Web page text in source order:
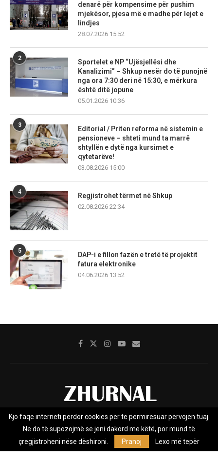
denarë për kompensime për pushim
mjekësor, pjesa më e madhe për lejet e
lindjes
28.07.2026 15:52
2
Sportelet e NP “Ujësjellësi dhe
Kanalizimi” – Shkup nesër do të punojnë
nga ora 7:30 deri në 15:30, e mërkura
është ditë jopune
05.01.2026 10:36
3
Editorial / Priten reforma në sistemin e
pensioneve – shteti mund ta marrë
shtyllën e dytë nga kursimet e
qytetarëve!
03.08.2026 15:00
4
Regjistrohet tërmet në Shkup
02.08.2026 22:34
5
DAP-i e fillon fazën e tretë të projektit
fatura elektronike
04.06.2026 13:52
Rreth nesh Impresumi Marketing
Privacy Policy
Zhurnal.mk është Agjenci e Lajmeve e pavarur, e themeluar në vitin
Kjo faqe interneti përdor cookies për të përmirësuar përvojën tuaj.
Ne do të supozojmë se jeni dakord me këtë, por mund të
çregjistroheni nëse dëshironi.
Pranoj Lexo më tepër